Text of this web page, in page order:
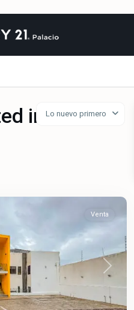
Lo nuevo primero
in
Next
Venta